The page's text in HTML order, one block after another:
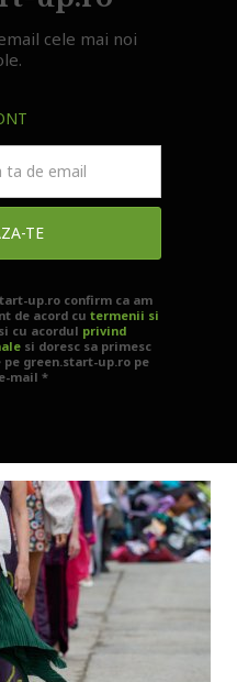
cele mai noi
TE
up.ro confirm ca am
de acord cu termenii si
cu acordul privind
si doresc sa primesc
green.start-up.ro pe
mail *